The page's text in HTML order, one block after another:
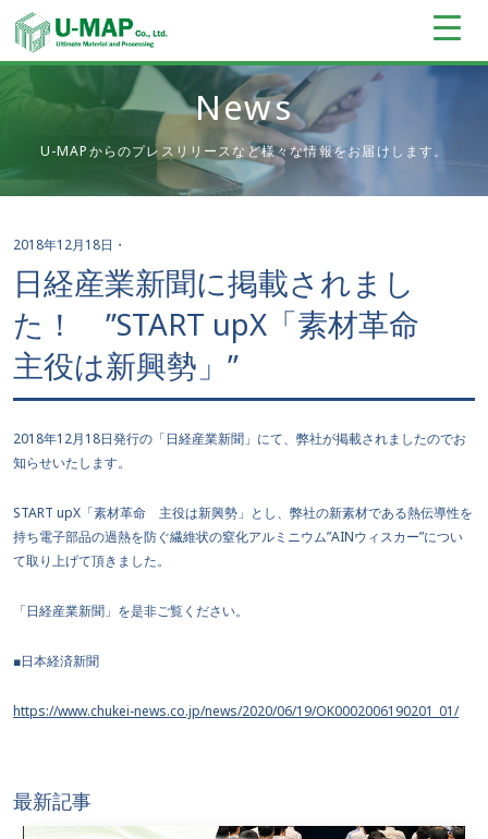
News
U-MAPからのプレスリリースなど様々な情報をお届けします。
2018年12月18日 ・
日経産業新聞に掲載されまし
た！ ”START upX「素材革命
主役は新興勢」”
2018年12月18日発行の「日経産業新聞」にて、弊社が掲載されましたのでお
知らせいたします。
START upX「素材革命 主役は新興勢」とし、弊社の新素材である熱伝導性を
持ち電子部品の過熱を防ぐ繊維状の窒化アルミニウム”AINウィスカー”につい
て取り上げて頂きました。
「日経産業新聞」を是非ご覧ください。
■日本経済新聞
https://www.chukei-news.co.jp/news/2020/06/19/OK0002006190201_01/
最新記事